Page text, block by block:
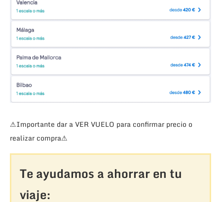
⚠Importante dar a VER VUELO para confirmar precio o
realizar compra⚠
Te ayudamos a ahorrar en tu
viaje: